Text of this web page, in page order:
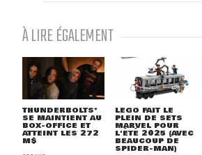
À LIRE ÉGALEMENT
THUNDERBOLTS*
SE MAINTIENT AU
BOX-OFFICE ET
ATTEINT LES 272
M$
LEGO FAIT LE
PLEIN DE SETS
MARVEL POUR
L'ÉTÉ 2025 (AVEC
BEAUCOUP DE
SPIDER-MAN)